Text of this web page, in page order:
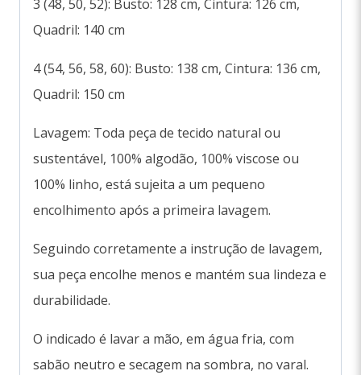
3 (48, 50, 52): Busto: 128 cm, Cintura: 126 cm,
Quadril: 140 cm
4 (54, 56, 58, 60): Busto: 138 cm, Cintura: 136 cm,
Quadril: 150 cm
Lavagem: Toda peça de tecido natural ou
sustentável, 100% algodão, 100% viscose ou
100% linho, está sujeita a um pequeno
encolhimento após a primeira lavagem.
Seguindo corretamente a instrução de lavagem,
sua peça encolhe menos e mantém sua lindeza e
durabilidade.
O indicado é lavar a mão, em água fria, com
sabão neutro e secagem na sombra, no varal.